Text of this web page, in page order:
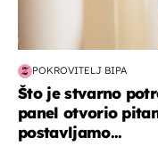
POKROVITELJ BIPA
Što je stvarno
panel otvorio
postavljamo...